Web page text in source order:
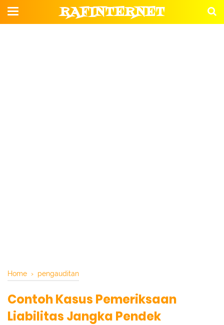
RAFINTERNET
Home › pengauditan
Contoh Kasus Pemeriksaan
Liabilitas Jangka Pendek